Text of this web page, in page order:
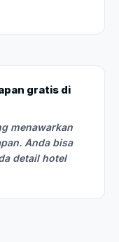
gratis di
menawarkan
Anda bisa
detail hotel